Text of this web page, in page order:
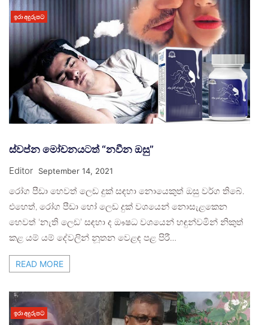
ඉරා අදුරුපට
ස්වප්න මෝචනයටත් “නවීන ඔසු”
Editor September 14, 2021
රෝග පීඩා හෙවත් ලෙඩ දුක් සඳහා නොයෙකුත් ඔසු වර්ග තිබේ.
එහෙත්, රෝග පීඩා හෝ ලෙඩ දුක් වශයෙන් නොසැළකෙන
හෙවත් ‘නැති ලෙඩ’ සඳහා ද ඖෂධ වශයෙන් හඳුන්වමින් නිකුත්
කළ යම් යම් දේවලින් නූතන වෙළඳ පළ පිරී…
READ MORE
ඉරා අදුරුපට